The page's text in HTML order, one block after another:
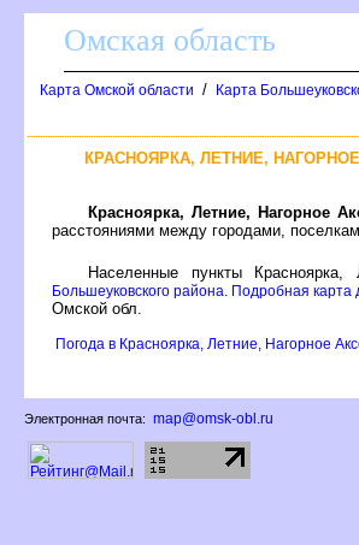
Омская область
Карта Омской области / Карта
КРАСНОЯРКА, ЛЕТНИЕ,
Красноярка, Летние, Нагорное
расстояниями между городами,
Населенные пункты
Большеуковского района. Подробная
Омской обл.
Погода в Красноярка, Летние, Нагорное
Электронная почта: map@omsk-obl.ru